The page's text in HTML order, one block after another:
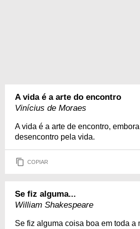
A vida é a arte do encontro
Vinícius de Moraes
A vida é a arte de encontro,
desencontro pela vida.
COPIAR
Se fiz alguma...
William Shakespeare
Se fiz alguma coisa boa em toda a